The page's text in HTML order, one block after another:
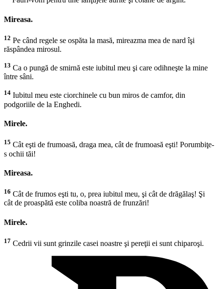
Mireasa.
12 Pe când regele se ospăta la masă, mireazma mea de nard îşi
răspândea mirosul.
13 Ca o pungă de smirnă este iubitul meu şi care odihneşte la mine
între sâni.
14 Iubitul meu este ciorchinele cu bun miros de camfor, din
podgoriile de la Enghedi.
Mirele.
15 Cât eşti de frumoasă, draga mea, cât de frumoasă eşti! Porumbiţe-
s ochii tăi!
Mireasa.
16 Cât de frumos eşti tu, o, prea iubitul meu, şi cât de drăgălaş! Şi
cât de proaspătă este coliba noastră de frunzări!
Mirele.
17 Cedrii vii sunt grinzile casei noastre şi pereţii ei sunt chiparoşi.